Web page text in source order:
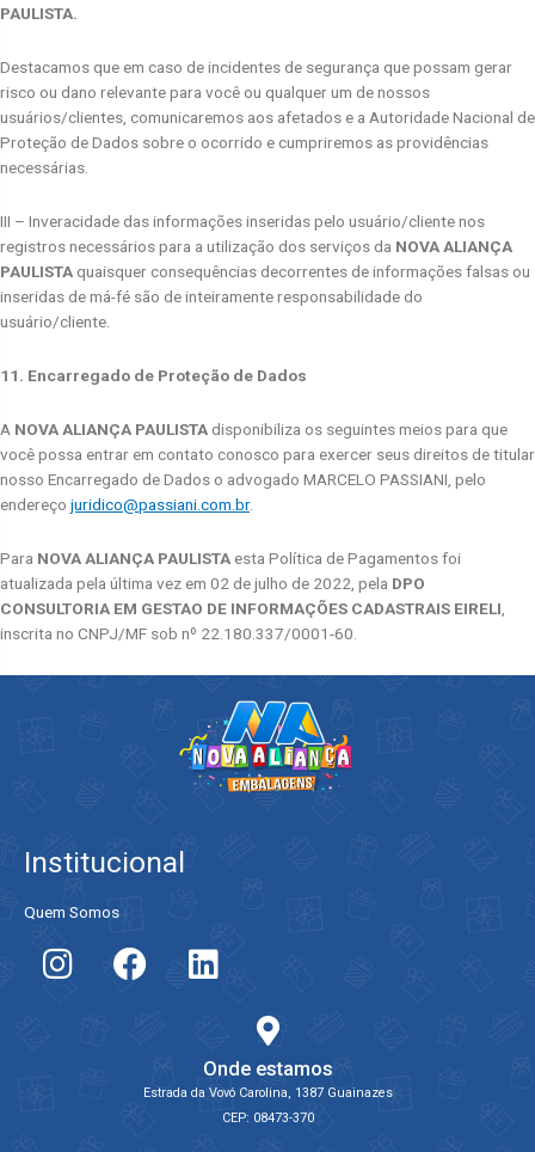
PAULISTA.
Destacamos que em caso de incidentes de segurança que possam gerar
risco ou dano relevante para você ou qualquer um de nossos
usuários/clientes, comunicaremos aos afetados e a Autoridade Nacional de
Proteção de Dados sobre o ocorrido e cumpriremos as providências
necessárias.
III – Inveracidade das informações inseridas pelo usuário/cliente nos
registros necessários para a utilização dos serviços da NOVA ALIANÇA
PAULISTAquaisquer consequências decorrentes de informações falsas ou
inseridas de má-fé são de inteiramente responsabilidade do
usuário/cliente.
11. Encarregado de Proteção de Dados
A NOVA ALIANÇA PAULISTAdisponibiliza os seguintes meios para que
você possa entrar em contato conosco para exercer seus direitos de titular
nosso Encarregado de Dados o advogado MARCELO PASSIANI, pelo
endereço juridico@passiani.com.br.
Para NOVA ALIANÇA PAULISTAesta Política de Pagamentos foi
atualizada pela última vez em 02 de julho de 2022, pela DPO
CONSULTORIA EM GESTAO DE INFORMAÇÕES CADASTRAIS EIRELI
inscrita no CNPJ/MF sob nº 22.180.337/0001-60.
Institucional
Quem Somos
Onde estamos
Estrada da Vovó Carolina, 1387 Guainazes
CEP: 08473-370